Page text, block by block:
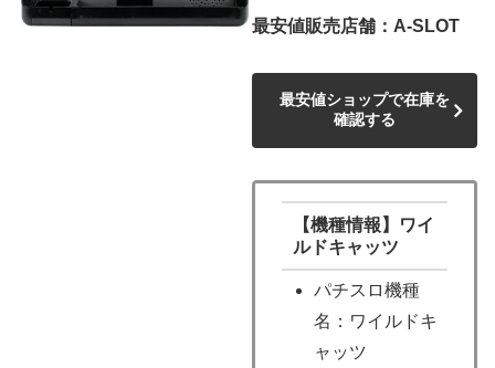
最安値販売店舗：A-SLOT
最安値ショップで在庫を
確認する
【機種情報】ワイ
ルドキャッツ
パチスロ機種
名：ワイルドキ
ャッツ